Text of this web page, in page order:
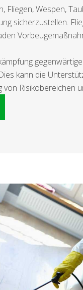
Wespen,
sicherzustellen.
kann die
Risikobereichen